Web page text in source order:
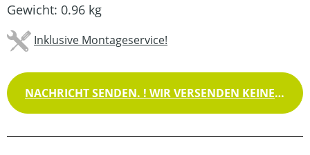
Gewicht: 0.96 kg
Inklusive Montageservice!
NACHRICHT SENDEN. ! WIR VERSENDEN KEINE WAREN !